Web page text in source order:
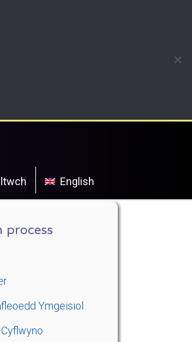
English
process
Ymgeisiol